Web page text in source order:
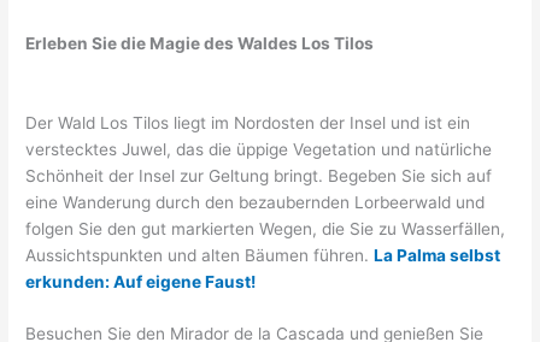
Erleben Sie die Magie des Waldes Los Tilos
Der Wald Los Tilos liegt im Nordosten der Insel und ist ein
verstecktes Juwel, das die üppige Vegetation und natürliche
Schönheit der Insel zur Geltung bringt. Begeben Sie sich auf
eine Wanderung durch den bezaubernden Lorbeerwald und
folgen Sie den gut markierten Wegen, die Sie zu Wasserfällen,
Aussichtspunkten und alten Bäumen führen.La Palma selbst
erkunden: Auf eigene Faust!
Besuchen Sie den Mirador de la Cascada und genießen Sie